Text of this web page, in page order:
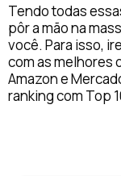
Tendo todas
pôr a mão na
você. Para isso,
com as melhores
Amazon e
ranking com Top